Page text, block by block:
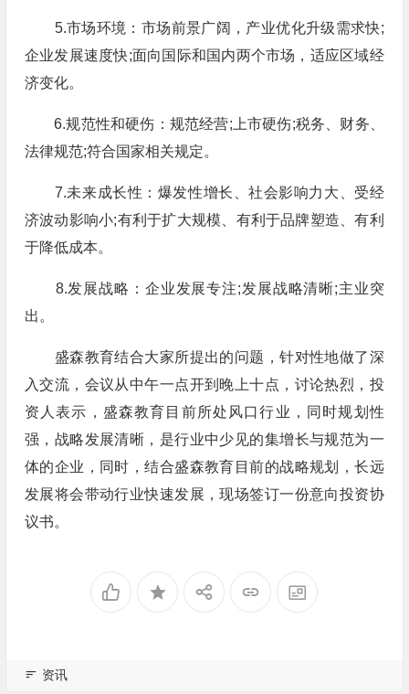
5.市场环境：市场前景广阔，产业优化升级需求快;
企业发展速度快;面向国际和国内两个市场，适应区域经
济变化。
6.规范性和硬伤：规范经营;上市硬伤;税务、财务、
法律规范;符合国家相关规定。
7.未来成长性：爆发性增长、社会影响力大、受经
济波动影响小;有利于扩大规模、有利于品牌塑造、有利
于降低成本。
8.发展战略：企业发展专注;发展战略清晰;主业突
出。
盛森教育结合大家所提出的问题，针对性地做了深
入交流，会议从中午一点开到晚上十点，讨论热烈，投
资人表示，盛森教育目前所处风口行业，同时规划性
强，战略发展清晰，是行业中少见的集增长与规范为一
体的企业，同时，结合盛森教育目前的战略规划，长远
发展将会带动行业快速发展，现场签订一份意向投资协
议书。
资讯